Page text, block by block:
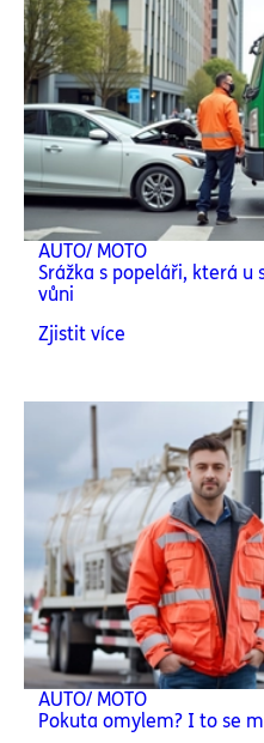
AUTO/ MOTO
Srážka s popeláři, která u
vůni
Zjistit více
AUTO/ MOTO
Pokuta omylem? I to se